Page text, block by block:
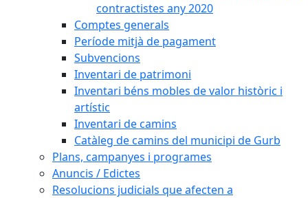
contractistes any 2020
Comptes generals
Període mitjà de pagament
Subvencions
Inventari de patrimoni
Inventari béns mobles de valor històric i
artístic
Inventari de camins
Catàleg de camins del municipi de Gurb
Plans, campanyes i programes
Anuncis / Edictes
Resolucions judicials que afecten a